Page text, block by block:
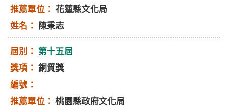
花蓮縣文化局
陳秉志
第十五屆
銅質獎
桃園縣政府文化局